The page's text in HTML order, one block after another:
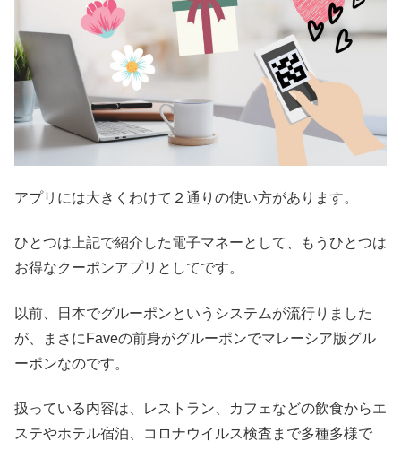
アプリには大きくわけて２通りの使い方があります。
ひとつは上記で紹介した電子マネーとして、もうひとつは
お得なクーポンアプリとしてです。
以前、日本でグルーポンというシステムが流行りました
が、まさにFaveの前身がグルーポンでマレーシア版グル
ーポンなのです。
扱っている内容は、レストラン、カフェなどの飲食からエ
ステやホテル宿泊、コロナウイルス検査まで多種多様で